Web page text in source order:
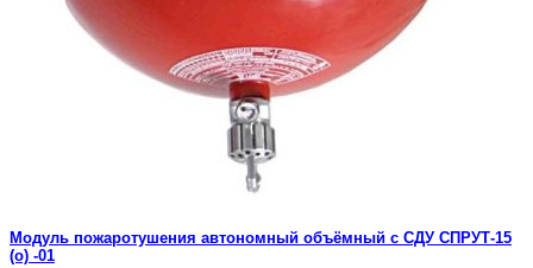
Модуль пожаротушения автономный объёмный с СДУ СПРУТ-15
(о) -01